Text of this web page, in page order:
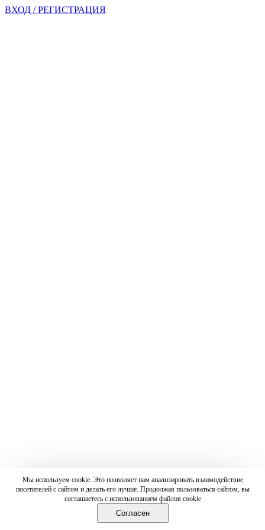
ВХОД / РЕГИСТРАЦИЯ
Мы используем cookie. Это позволяет нам анализировать взаимодействие
посетителей с сайтом и делать его лучше. Продолжая пользоваться сайтом, вы
соглашаетесь с использованием файлов cookie
Согласен